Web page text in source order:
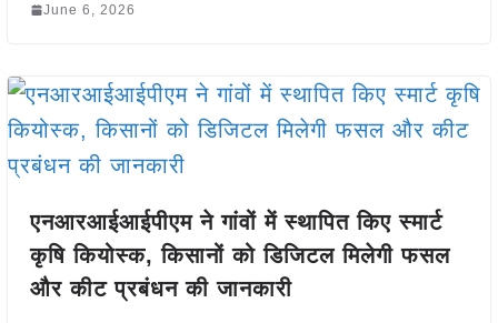
June 6, 2026
एनआरआईआईपीएम ने गांवों में स्थापित किए स्मार्ट
कृषि कियोस्क, किसानों को डिजिटल मिलेगी फसल
और कीट प्रबंधन की जानकारी